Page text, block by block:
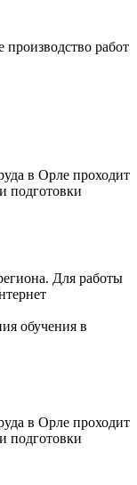
производство работ
в Орле проходит
подготовки
Для работы
обучения в
в Орле проходит
подготовки